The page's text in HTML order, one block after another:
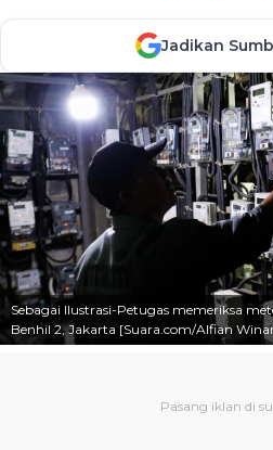
Jadikan
Sebagai Ilustrasi-Petugas memeriksa
Benhil 2, Jakarta [Suara.com/Alfian